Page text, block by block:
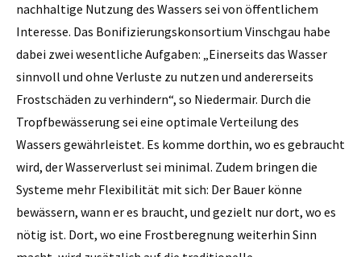
nachhaltige Nutzung des Wassers sei von öffentlichem
Interesse. Das Bonifizierungskonsortium Vinschgau habe
dabei zwei wesentliche Aufgaben: „Einerseits das Wasser
sinnvoll und ohne Verluste zu nutzen und andererseits
Frostschäden zu verhindern“, so Niedermair. Durch die
Tropfbewässerung sei eine optimale Verteilung des
Wassers gewährleistet. Es komme dorthin, wo es gebraucht
wird, der Wasserverlust sei minimal. Zudem bringen die
Systeme mehr Flexibilität mit sich: Der Bauer könne
bewässern, wann er es braucht, und gezielt nur dort, wo es
nötig ist. Dort, wo eine Frostberegnung weiterhin Sinn